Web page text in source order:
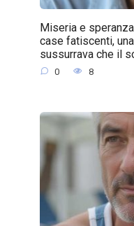
Miseria e
case fatiscenti,
sussurrava che il
0 8